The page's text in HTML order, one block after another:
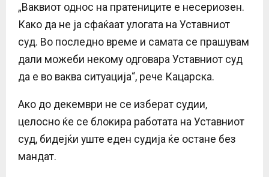
„Ваквиот однос на пратениците е несериозен.
Како да не ја сфаќаат улогата на Уставниот
суд. Во последно време и самата се прашувам
дали можеби некому одговара Уставниот суд
да е во ваква ситуација“, рече Кацарска.
Ако до декември не се изберат судии,
целосно ќе се блокира работата на Уставниот
суд, бидејќи уште еден судија ќе остане без
мандат.